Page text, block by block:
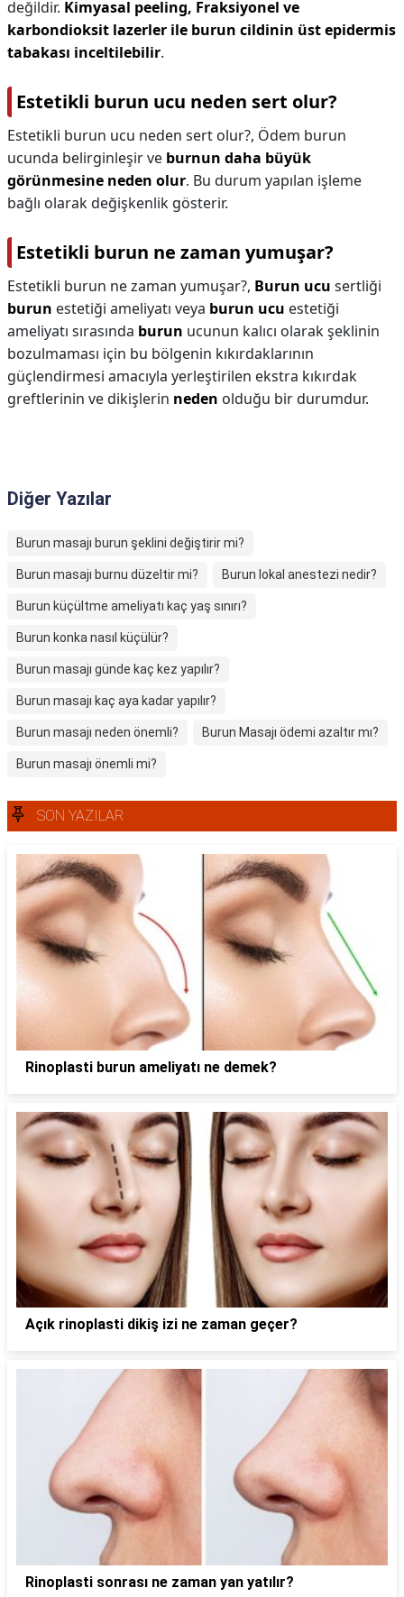
değildir. Kimyasal peeling, Fraksiyonel ve
karbondioksit lazerler ile burun cildinin üst epidermis
tabakası inceltilebilir.
Estetikli burun ucu neden sert olur?
Estetikli burun ucu neden sert olur?, Ödem burun
ucunda belirginleşir ve burnun daha büyük
görünmesine neden olur. Bu durum yapılan işleme
bağlı olarak değişkenlik gösterir.
Estetikli burun ne zaman yumuşar?
Estetikli burun ne zaman yumuşar?, Burun ucu sertliği
burun estetiği ameliyatı veya burun ucu estetiği
ameliyatı sırasında burun ucunun kalıcı olarak şeklinin
bozulmaması için bu bölgenin kıkırdaklarının
güçlendirmesi amacıyla yerleştirilen ekstra kıkırdak
greftlerinin ve dikişlerin neden olduğu bir durumdur.
Diğer Yazılar
Burun masajı burun şeklini değiştirir mi?
Burun masajı burnu düzeltir mi? Burun lokal anestezi nedir?
Burun küçültme ameliyatı kaç yaş sınırı?
Burun konka nasıl küçülür?
Burun masajı günde kaç kez yapılır?
Burun masajı kaç aya kadar yapılır?
Burun masajı neden önemli? Burun Masajı ödemi azaltır mı?
Burun masajı önemli mi?
SON YAZILAR
Rinoplasti burun ameliyatı ne demek?
Açık rinoplasti dikiş izi ne zaman geçer?
Rinoplasti sonrası ne zaman yan yatılır?